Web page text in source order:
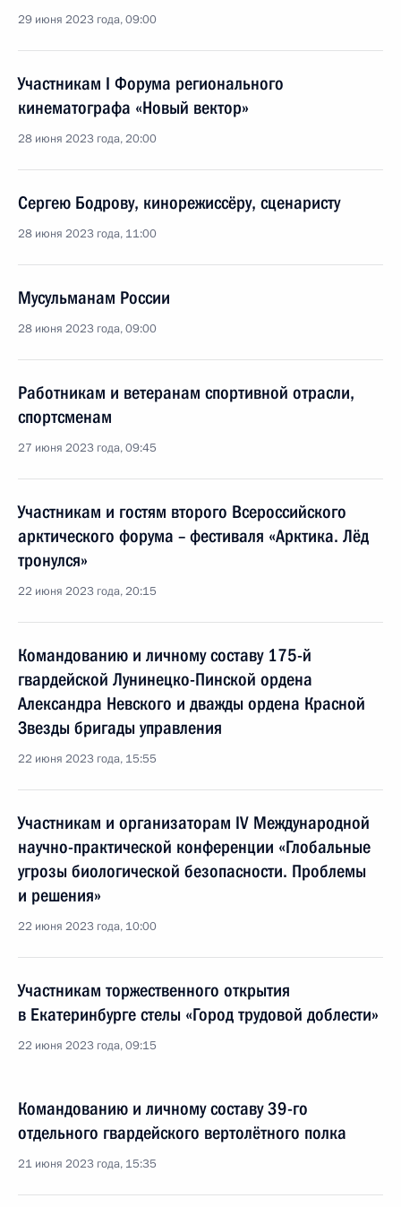
29 июня 2023 года, 09:00
Участникам I Форума регионального
кинематографа «Новый вектор»
28 июня 2023 года, 20:00
Сергею Бодрову, кинорежиссёру, сценаристу
28 июня 2023 года, 11:00
Мусульманам России
28 июня 2023 года, 09:00
Работникам и ветеранам спортивной отрасли,
спортсменам
27 июня 2023 года, 09:45
Участникам и гостям второго Всероссийского
арктического форума – фестиваля «Арктика. Лёд
тронулся»
22 июня 2023 года, 20:15
Командованию и личному составу 175-й
гвардейской Лунинецко-Пинской ордена
Александра Невского и дважды ордена Красной
Звезды бригады управления
22 июня 2023 года, 15:55
Участникам и организаторам IV Международной
научно-практической конференции «Глобальные
угрозы биологической безопасности. Проблемы
и решения»
22 июня 2023 года, 10:00
Участникам торжественного открытия
в Екатеринбурге стелы «Город трудовой доблести»
22 июня 2023 года, 09:15
Командованию и личному составу 39-го
отдельного гвардейского вертолётного полка
21 июня 2023 года, 15:35